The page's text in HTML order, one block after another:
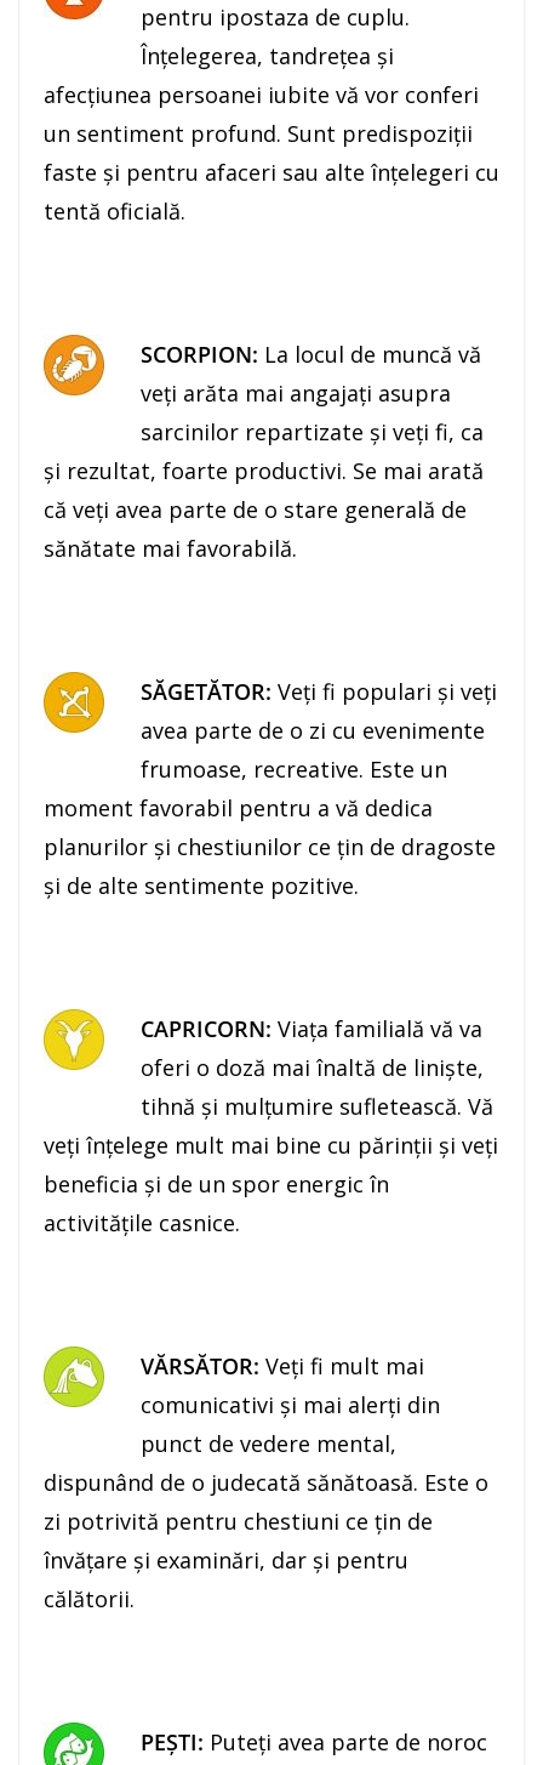
pentru ipostaza de cuplu.
Înţelegerea, tandreţea şi
afecţiunea persoanei iubite vă vor conferi
un sentiment profund. Sunt predispoziţii
faste şi pentru afaceri sau alte înţelegeri cu
tentă oficială.
SCORPION: La locul de muncă vă
veţi arăta mai angajaţi asupra
sarcinilor repartizate şi veţi fi, ca
şi rezultat, foarte productivi. Se mai arată
că veţi avea parte de o stare generală de
sănătate mai favorabilă.
SĂGETĂTOR: Veţi fi populari şi veţi
avea parte de o zi cu evenimente
frumoase, recreative. Este un
moment favorabil pentru a vă dedica
planurilor şi chestiunilor ce ţin de dragoste
şi de alte sentimente pozitive.
CAPRICORN: Viaţa familială vă va
oferi o doză mai înaltă de linişte,
tihnă şi mulţumire sufletească. Vă
veţi înţelege mult mai bine cu părinţii şi veţi
beneficia şi de un spor energic în
activităţile casnice.
VĂRSĂTOR: Veţi fi mult mai
comunicativi şi mai alerţi din
punct de vedere mental,
dispunând de o judecată sănătoasă. Este o
zi potrivită pentru chestiuni ce ţin de
învăţare şi examinări, dar şi pentru
călătorii.
PEŞTI: Puteţi avea parte de noroc